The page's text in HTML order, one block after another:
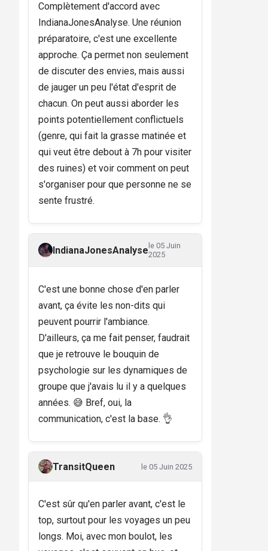
Complètement d'accord avec
IndianaJonesAnalyse. Une réunion
préparatoire, c'est une excellente
approche. Ça permet non seulement
de discuter des envies, mais aussi
de jauger un peu l'état d'esprit de
chacun. On peut aussi aborder les
points potentiellement conflictuels
(genre, qui fait la grasse matinée et
qui veut être debout à 7h pour visiter
des ruines) et voir comment on peut
s'organiser pour que personne ne se
sente frustré.
IndianaJonesAnalyse le 05 Juin
2025
C'est une bonne chose d'en parler
avant, ça évite les non-dits qui
peuvent pourrir l'ambiance.
D'ailleurs, ça me fait penser, faudrait
que je retrouve le bouquin de
psychologie sur les dynamiques de
groupe que j'avais lu il y a quelques
années. 😅 Bref, oui, la
communication, c'est la base. 👌
TransitQueen le 05 Juin 2025
C'est sûr qu'en parler avant, c'est le
top, surtout pour les voyages un peu
longs. Moi, avec mon boulot, les